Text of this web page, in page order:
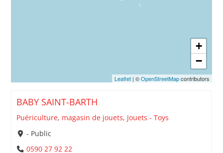
BABY SAINT-BARTH
Puériculture, magasin de jouets, Jouets - Toys
- Public
0590 27 92 22
+
−
Leaflet| ©OpenStreetMapcontributors